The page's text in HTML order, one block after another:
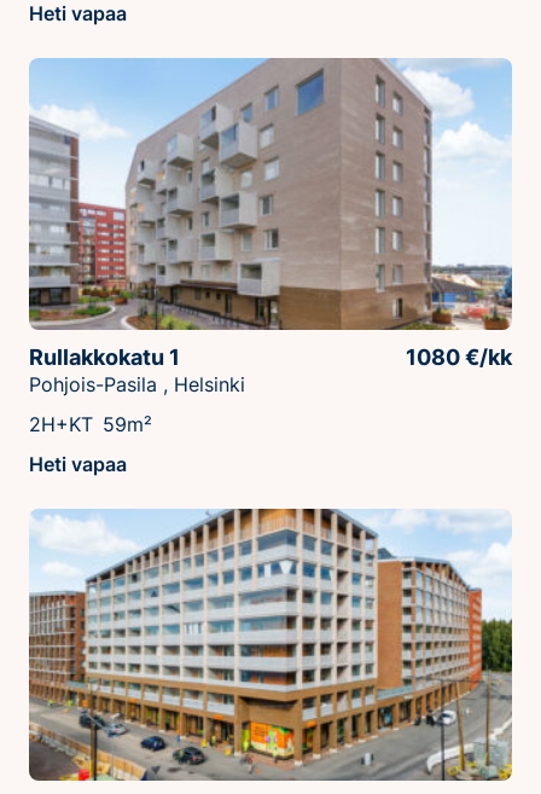
Heti vapaa
Rullakkokatu 1 1080 €/kk
Pohjois-Pasila , Helsinki
2H+KT 59m²
Heti vapaa